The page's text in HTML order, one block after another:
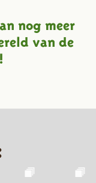
nog meer
van de